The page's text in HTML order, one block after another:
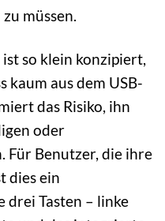
müssen.
so klein konzipiert,
kaum aus dem USB-
das Risiko, ihn
oder
Für Benutzer, die ihre
dies ein
drei Tasten – linke